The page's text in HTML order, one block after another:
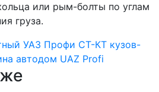
или рым-болты по углам
груза.
УАЗ Профи СТ-КТ кузов-
автодом UAZ Profi